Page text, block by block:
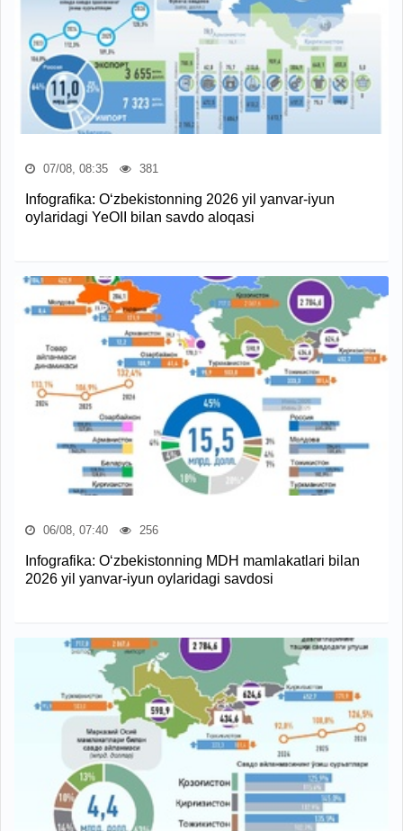
07/08, 08:35 381
Infografika: O‘zbekistonning 2026 yil yanvar-iyun
oylaridagi YeOII bilan savdo aloqasi
06/08, 07:40 256
Infografika: O‘zbekistonning MDH mamlakatlari bilan
2026 yil yanvar-iyun oylaridagi savdosi